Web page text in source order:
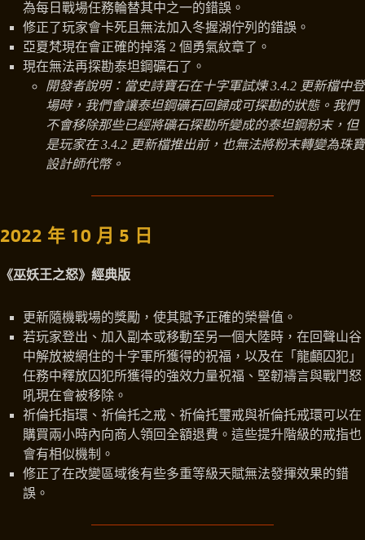
為每日戰場任務輪替其中之一的錯誤。
修正了玩家會卡死且無法加入冬握湖佇列的錯誤。
亞夏梵現在會正確的掉落 2 個勇氣紋章了。
現在無法再探勘泰坦鋼礦石了。
開發者說明：當史詩寶石在十字軍試煉 3.4.2 更新檔中登
場時，我們會讓泰坦鋼礦石回歸成可探勘的狀態。我們
不會移除那些已經將礦石探勘所變成的泰坦鋼粉末，但
是玩家在 3.4.2 更新檔推出前，也無法將粉末轉變為珠寶
設計師代幣。
2022 年 10 月 5 日
《巫妖王之怒》經典版
更新隨機戰場的獎勵，使其賦予正確的榮譽值。
若玩家登出、加入副本或移動至另一個大陸時，在回聲山谷
中解放被網住的十字軍所獲得的祝福，以及在「龍顱囚犯」
任務中釋放囚犯所獲得的強效力量祝福、堅韌禱言與戰鬥怒
吼現在會被移除。
祈倫托指環、祈倫托之戒、祈倫托璽戒與祈倫托戒環可以在
購買兩小時內向商人領回全額退費。這些提升階級的戒指也
會有相似機制。
修正了在改變區域後有些多重等級天賦無法發揮效果的錯
誤。